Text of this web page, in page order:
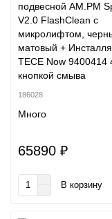
подвесной AM.PM
V2.0 FlashClean с
микролифтом,
матовый +
TECE Now 9400414
кнопкой смыва
186028
Много
65890 ₽
В корзину